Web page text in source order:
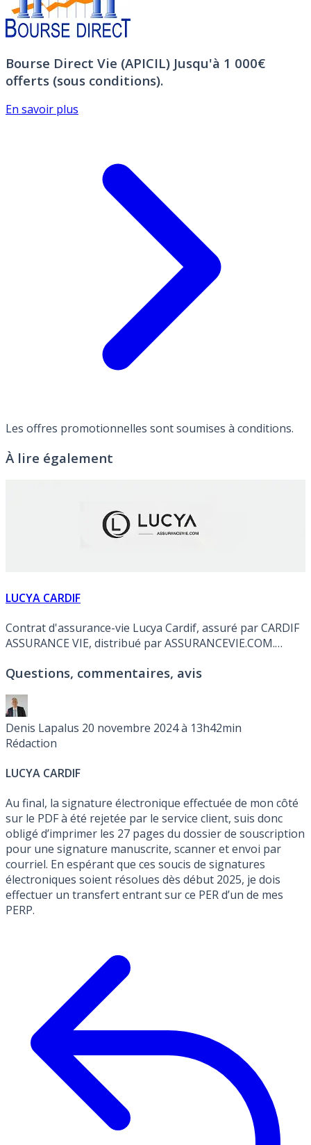
Bourse Direct Vie (APICIL) Jusqu'à 1 000€
offerts (sous conditions).
En savoir plus
Les offres promotionnelles sont soumises à conditions.
À lire également
LUCYA CARDIF
Contrat d'assurance-vie Lucya Cardif, assuré par CARDIF
ASSURANCE VIE, distribué par ASSURANCEVIE.COM.
et des frais de gestion) des fonds en euros : CARDIF 2025:
hors prélèvements sociaux et fiscaux, avec attribution de
bonus de rendement, soumis à conditions. , EURO
PRIVATE STRATEGIES 2025: 2.750% brut
Questions, commentaires, avis
Denis Lapalus 20 novembre 2024 à 13h42min
Rédaction
LUCYA CARDIF
Au final, la signature électronique effectuée de mon côté
sur le PDF à été rejetée par le service client, suis donc
obligé d’imprimer les 27 pages du dossier de souscription
pour une signature manuscrite, scanner et envoi par
courriel. En espérant que ces soucis de signatures
électroniques soient résolues dès début 2025, je dois
effectuer un transfert entrant sur ce PER d’un de mes
PERP.